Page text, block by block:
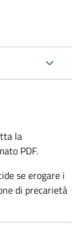
la
PDF.
se erogare i
di precarietà